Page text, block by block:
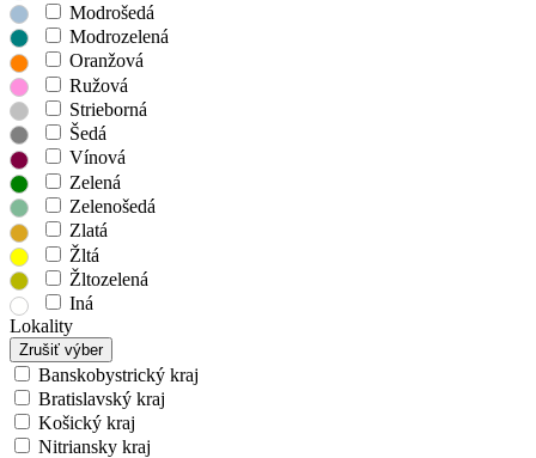
Modrošedá
Modrozelená
Oranžová
Ružová
Strieborná
Šedá
Vínová
Zelená
Zelenošedá
Zlatá
Žltá
Žltozelená
Iná
Lokality
Zrušiť výber
Banskobystrický kraj
Bratislavský kraj
Košický kraj
Nitriansky kraj